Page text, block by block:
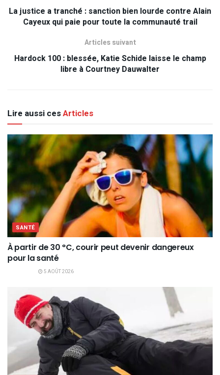
La justice a tranché : sanction bien lourde contre Alain
Cayeux qui paie pour toute la communauté trail
Articles suivant
Hardock 100 : blessée, Katie Schide laisse le champ
libre à Courtney Dauwalter
Lire aussi cesArticles
SANTÉ
À partir de 30 °C, courir peut devenir dangereux
pour la santé
5 AOÛT 2026